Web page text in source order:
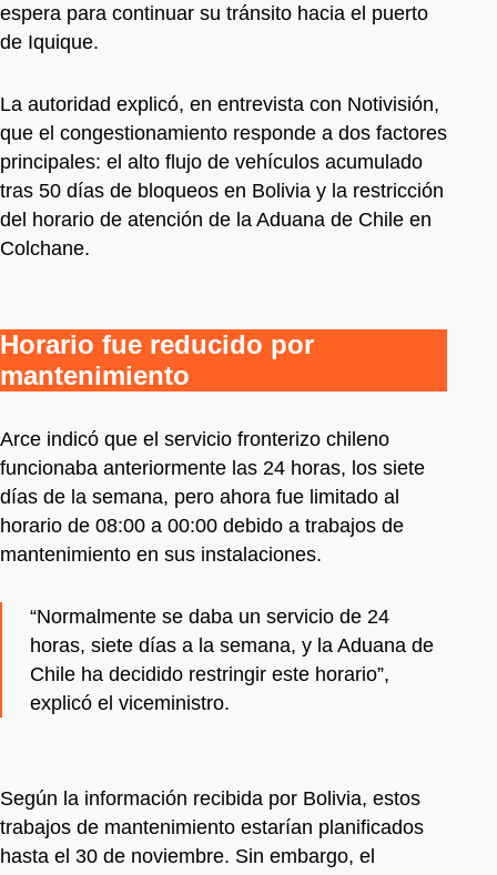
espera para continuar su tránsito hacia el puerto
de Iquique.
La autoridad explicó, en entrevista con Notivisión,
que el congestionamiento responde a dos factores
principales: el alto flujo de vehículos acumulado
tras 50 días de bloqueos en Bolivia y la restricción
del horario de atención de la Aduana de Chile en
Colchane.
Horario fue reducido por
mantenimiento
Arce indicó que el servicio fronterizo chileno
funcionaba anteriormente las 24 horas, los siete
días de la semana, pero ahora fue limitado al
horario de 08:00 a 00:00 debido a trabajos de
mantenimiento en sus instalaciones.
“Normalmente se daba un servicio de 24
horas, siete días a la semana, y la Aduana de
Chile ha decidido restringir este horario”,
explicó el viceministro.
Según la información recibida por Bolivia, estos
trabajos de mantenimiento estarían planificados
hasta el 30 de noviembre. Sin embargo, el